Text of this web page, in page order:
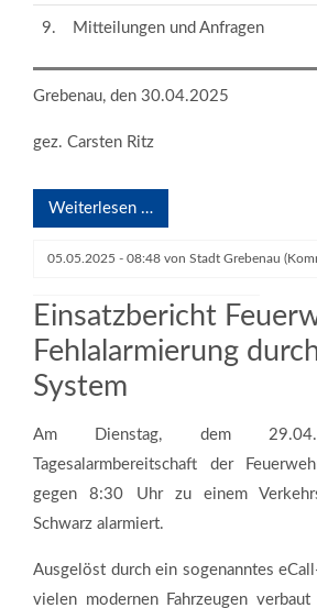
9. Mitteilungen und Anfragen
Grebenau, den 30.04.2025
gez. Carsten Ritz
Weiterlesen …
05.05.2025 - 08:48 von Stadt Grebenau
Einsatzbericht
Fehlalarmierung
System
Am Dienstag, dem
Tagesalarmbereitschaft der
gegen 8:30 Uhr zu einem
Schwarz alarmiert.
Ausgelöst durch ein sogenanntes
vielen modernen Fahrzeugen